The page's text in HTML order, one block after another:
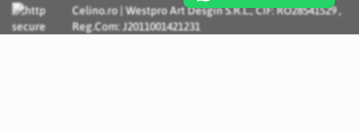
Celino.ro | Westpro Art Desgin S.R.L., CIF: RO28541529 ,
Reg.Com: J2011001421231